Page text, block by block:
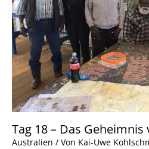
Tag 18 – Das Geheimnis
Australien / Von Kai-Uwe